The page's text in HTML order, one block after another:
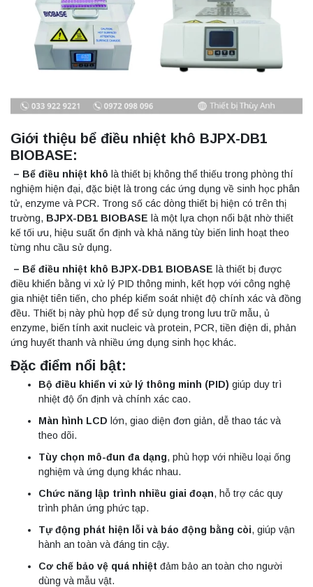
Giới thiệu bể điều nhiệt khô BJPX-DB1
BIOBASE:
– Bể điều nhiệt khô là thiết bị không thể thiếu trong phòng thí
nghiệm hiện đại, đặc biệt là trong các ứng dụng về sinh học phân
tử, enzyme và PCR. Trong số các dòng thiết bị hiện có trên thị
trường, BJPX-DB1 BIOBASE là một lựa chọn nổi bật nhờ thiết
kế tối ưu, hiệu suất ổn định và khả năng tùy biến linh hoạt theo
từng nhu cầu sử dụng.
– Bể điều nhiệt khô BJPX-DB1 BIOBASE là thiết bị được
điều khiển bằng vi xử lý PID thông minh, kết hợp với công nghệ
gia nhiệt tiên tiến, cho phép kiểm soát nhiệt độ chính xác và đồng
đều. Thiết bị này phù hợp để sử dụng trong lưu trữ mẫu, ủ
enzyme, biến tính axit nucleic và protein, PCR, tiền điện di, phản
ứng huyết thanh và nhiều ứng dụng sinh học khác.
Đặc điểm nổi bật:
Bộ điều khiển vi xử lý thông minh (PID) giúp duy trì
nhiệt độ ổn định và chính xác cao.
Màn hình LCD lớn, giao diện đơn giản, dễ thao tác và
theo dõi.
Tùy chọn mô-đun đa dạng, phù hợp với nhiều loại ống
nghiệm và ứng dụng khác nhau.
Chức năng lập trình nhiều giai đoạn, hỗ trợ các quy
trình phản ứng phức tạp.
Tự động phát hiện lỗi và báo động bằng còi, giúp vận
hành an toàn và đáng tin cậy.
Cơ chế bảo vệ quá nhiệt đảm bảo an toàn cho người
dùng và mẫu vật.